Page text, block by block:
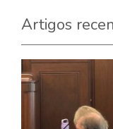
Artigos